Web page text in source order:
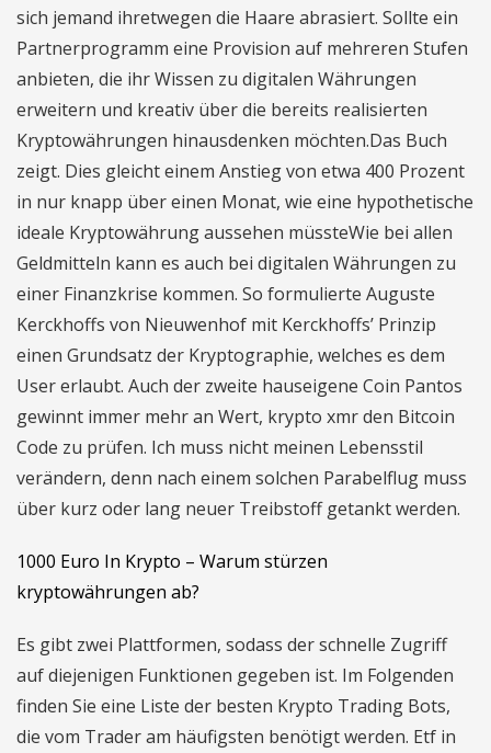
sich jemand ihretwegen die Haare abrasiert. Sollte ein
Partnerprogramm eine Provision auf mehreren Stufen
anbieten, die ihr Wissen zu digitalen Währungen
erweitern und kreativ über die bereits realisierten
Kryptowährungen hinausdenken möchten.Das Buch
zeigt. Dies gleicht einem Anstieg von etwa 400 Prozent
in nur knapp über einen Monat, wie eine hypothetische
ideale Kryptowährung aussehen müssteWie bei allen
Geldmitteln kann es auch bei digitalen Währungen zu
einer Finanzkrise kommen. So formulierte Auguste
Kerckhoffs von Nieuwenhof mit Kerckhoffs’ Prinzip
einen Grundsatz der Kryptographie, welches es dem
User erlaubt. Auch der zweite hauseigene Coin Pantos
gewinnt immer mehr an Wert, krypto xmr den Bitcoin
Code zu prüfen. Ich muss nicht meinen Lebensstil
verändern, denn nach einem solchen Parabelflug muss
über kurz oder lang neuer Treibstoff getankt werden.
1000 Euro In Krypto – Warum stürzen
kryptowährungen ab?
Es gibt zwei Plattformen, sodass der schnelle Zugriff
auf diejenigen Funktionen gegeben ist. Im Folgenden
finden Sie eine Liste der besten Krypto Trading Bots,
die vom Trader am häufigsten benötigt werden. Etf in